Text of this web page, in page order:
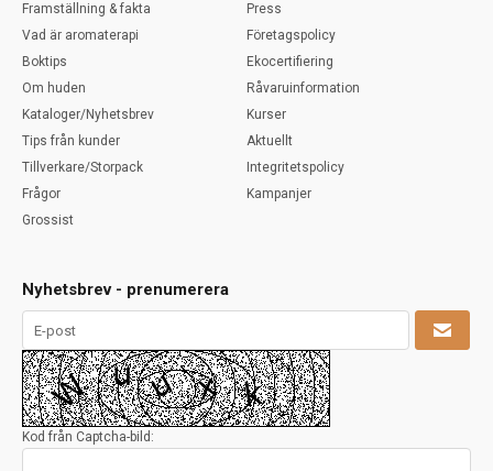
Framställning & fakta
Vad är aromaterapi
Boktips
Om huden
Kataloger/Nyhetsbrev
Tips från kunder
Tillverkare/Storpack
Frågor
Grossist
Press
Företagspolicy
Ekocertifiering
Råvaruinformation
Kurser
Aktuellt
Integritetspolicy
Kampanjer
Nyhetsbrev - prenumerera
Kod från Captcha-bild: